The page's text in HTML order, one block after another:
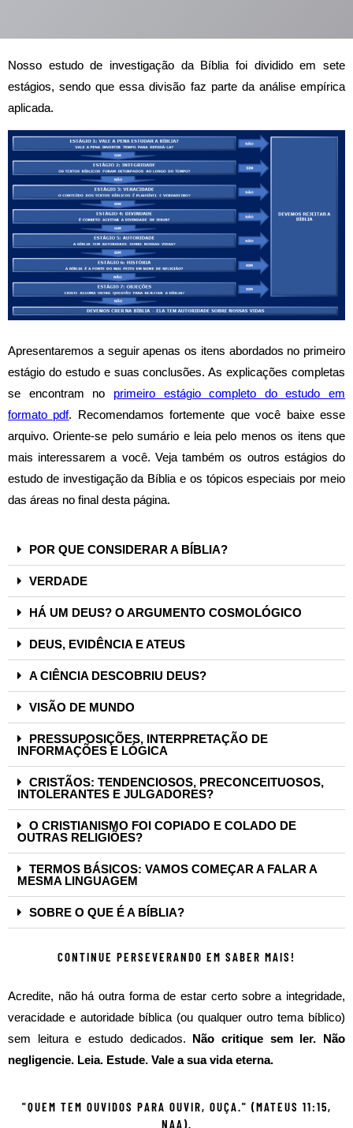
Nosso estudo de investigação da Bíblia foi dividido em sete
estágios, sendo que essa divisão faz parte da análise empírica
aplicada.
Apresentaremos a seguir apenas os itens abordados no primeiro
estágio do estudo e suas conclusões. As explicações completas
se encontram no primeiro estágio completo do estudo em
formato pdf. Recomendamos fortemente que você baixe esse
arquivo.Oriente-se pelo sumário e leia pelo menos os itens que
mais interessarem a você. Veja também os outros estágios do
estudo de investigação da Bíblia e os tópicos especiais por meio
das áreas no final desta página.
POR QUE CONSIDERAR A BÍBLIA?
VERDADE
HÁ UM DEUS? O ARGUMENTO COSMOLÓGICO
DEUS, EVIDÊNCIA E ATEUS
A CIÊNCIA DESCOBRIU DEUS?
VISÃO DE MUNDO
PRESSUPOSIÇÕES, INTERPRETAÇÃO DE
INFORMAÇÕES E LÓGICA
CRISTÃOS: TENDENCIOSOS, PRECONCEITUOSOS,
INTOLERANTES E JULGADORES?
O CRISTIANISMO FOI COPIADO E COLADO DE
OUTRAS RELIGIÕES?
TERMOS BÁSICOS: VAMOS COMEÇAR A FALAR A
MESMA LINGUAGEM
SOBRE O QUE É A BÍBLIA?
CONTINUE PERSEVERANDO EM SABER MAIS!
Acredite, não há outra forma de estar certo sobre a integridade,
veracidade e autoridade bíblica (ou qualquer outro tema bíblico)
sem leitura e estudo dedicados. Não critique sem ler. Não
negligencie. Leia. Estude. Vale a sua vida eterna.
"QUEM TEM OUVIDOS PARA OUVIR, OUÇA." (MATEUS 11:15,
NAA).